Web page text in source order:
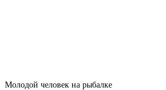
Молодой человек на рыбалке